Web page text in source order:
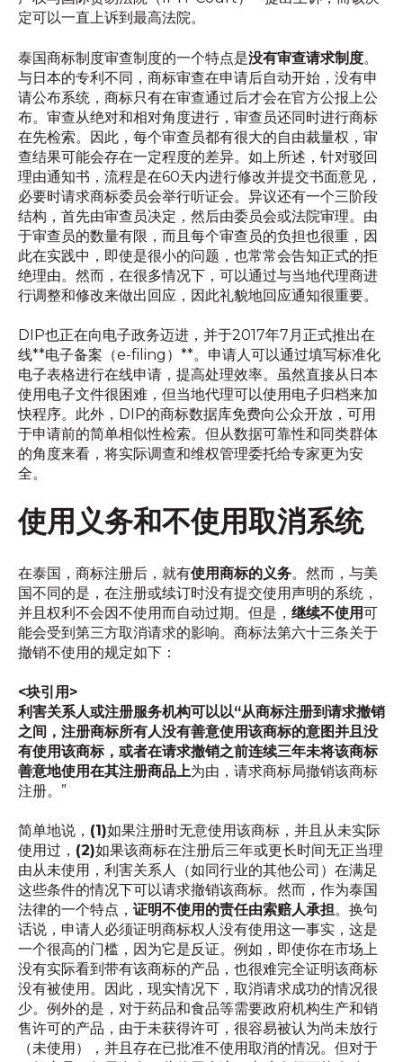
定可以一直上诉到最高法院。
泰国商标制度审查制度的一个特点是没有审查请求制度。
与日本的专利不同，商标审查在申请后自动开始，没有申
请公布系统，商标只有在审查通过后才会在官方公报上公
布。审查从绝对和相对角度进行，审查员还同时进行商标
在先检索。因此，每个审查员都有很大的自由裁量权，审
查结果可能会存在一定程度的差异。如上所述，针对驳回
理由通知书，流程是在60天内进行修改并提交书面意见，
必要时请求商标委员会举行听证会。异议还有一个三阶段
结构，首先由审查员决定，然后由委员会或法院审理。由
于审查员的数量有限，而且每个审查员的负担也很重，因
此在实践中，即使是很小的问题，也常常会告知正式的拒
绝理由。然而，在很多情况下，可以通过与当地代理商进
行调整和修改来做出回应，因此礼貌地回应通知很重要。
DIP也正在向电子政务迈进，并于2017年7月正式推出在
线**电子备案（e-filing）**。申请人可以通过填写标准化
电子表格进行在线申请，提高处理效率。虽然直接从日本
使用电子文件很困难，但当地代理可以使用电子归档来加
快程序。此外，DIP的商标数据库免费向公众开放，可用
于申请前的简单相似性检索。但从数据可靠性和同类群体
的角度来看，将实际调查和维权管理委托给专家更为安
全。
使用义务和不使用取消系统
在泰国，商标注册后，就有使用商标的义务。然而，与美
国不同的是，在注册或续订时没有提交使用声明的系统，
并且权利不会因不使用而自动过期。但是， 继续不使用可
能会受到第三方取消请求的影响。商标法第六十三条关于
撤销不使用的规定如下：
<块引用>
利害关系人或注册服务机构可以以“从商标注册到请求撤销
之间， 注册商标所有人没有善意使用该商标的意图并且没
有使用该商标，或者在请求撤销之前连续三年未将该商标
善意地使用在其注册商品上为由，请求商标局撤销该商标
注册。”
简单地说， (1)如果注册时无意使用该商标，并且从未实际
使用过， (2)如果该商标在注册后三年或更长时间无正当理
由从未使用，利害关系人（如同行业的其他公司）在满足
这些条件的情况下可以请求撤销该商标。然而，作为泰国
法律的一个特点， 证明不使用的责任由索赔人承担。换句
话说，申请人必须证明商标权人没有使用这一事实，这是
一个很高的门槛，因为它是反证。例如，即使你在市场上
没有实际看到带有该商标的产品，也很难完全证明该商标
没有被使用。因此，现实情况下，取消请求成功的情况很
少。例外的是，对于药品和食品等需要政府机构生产和销
售许可的产品，由于未获得许可，很容易被认为尚未放行
（未使用），并且存在已批准不使用取消的情况。但对于